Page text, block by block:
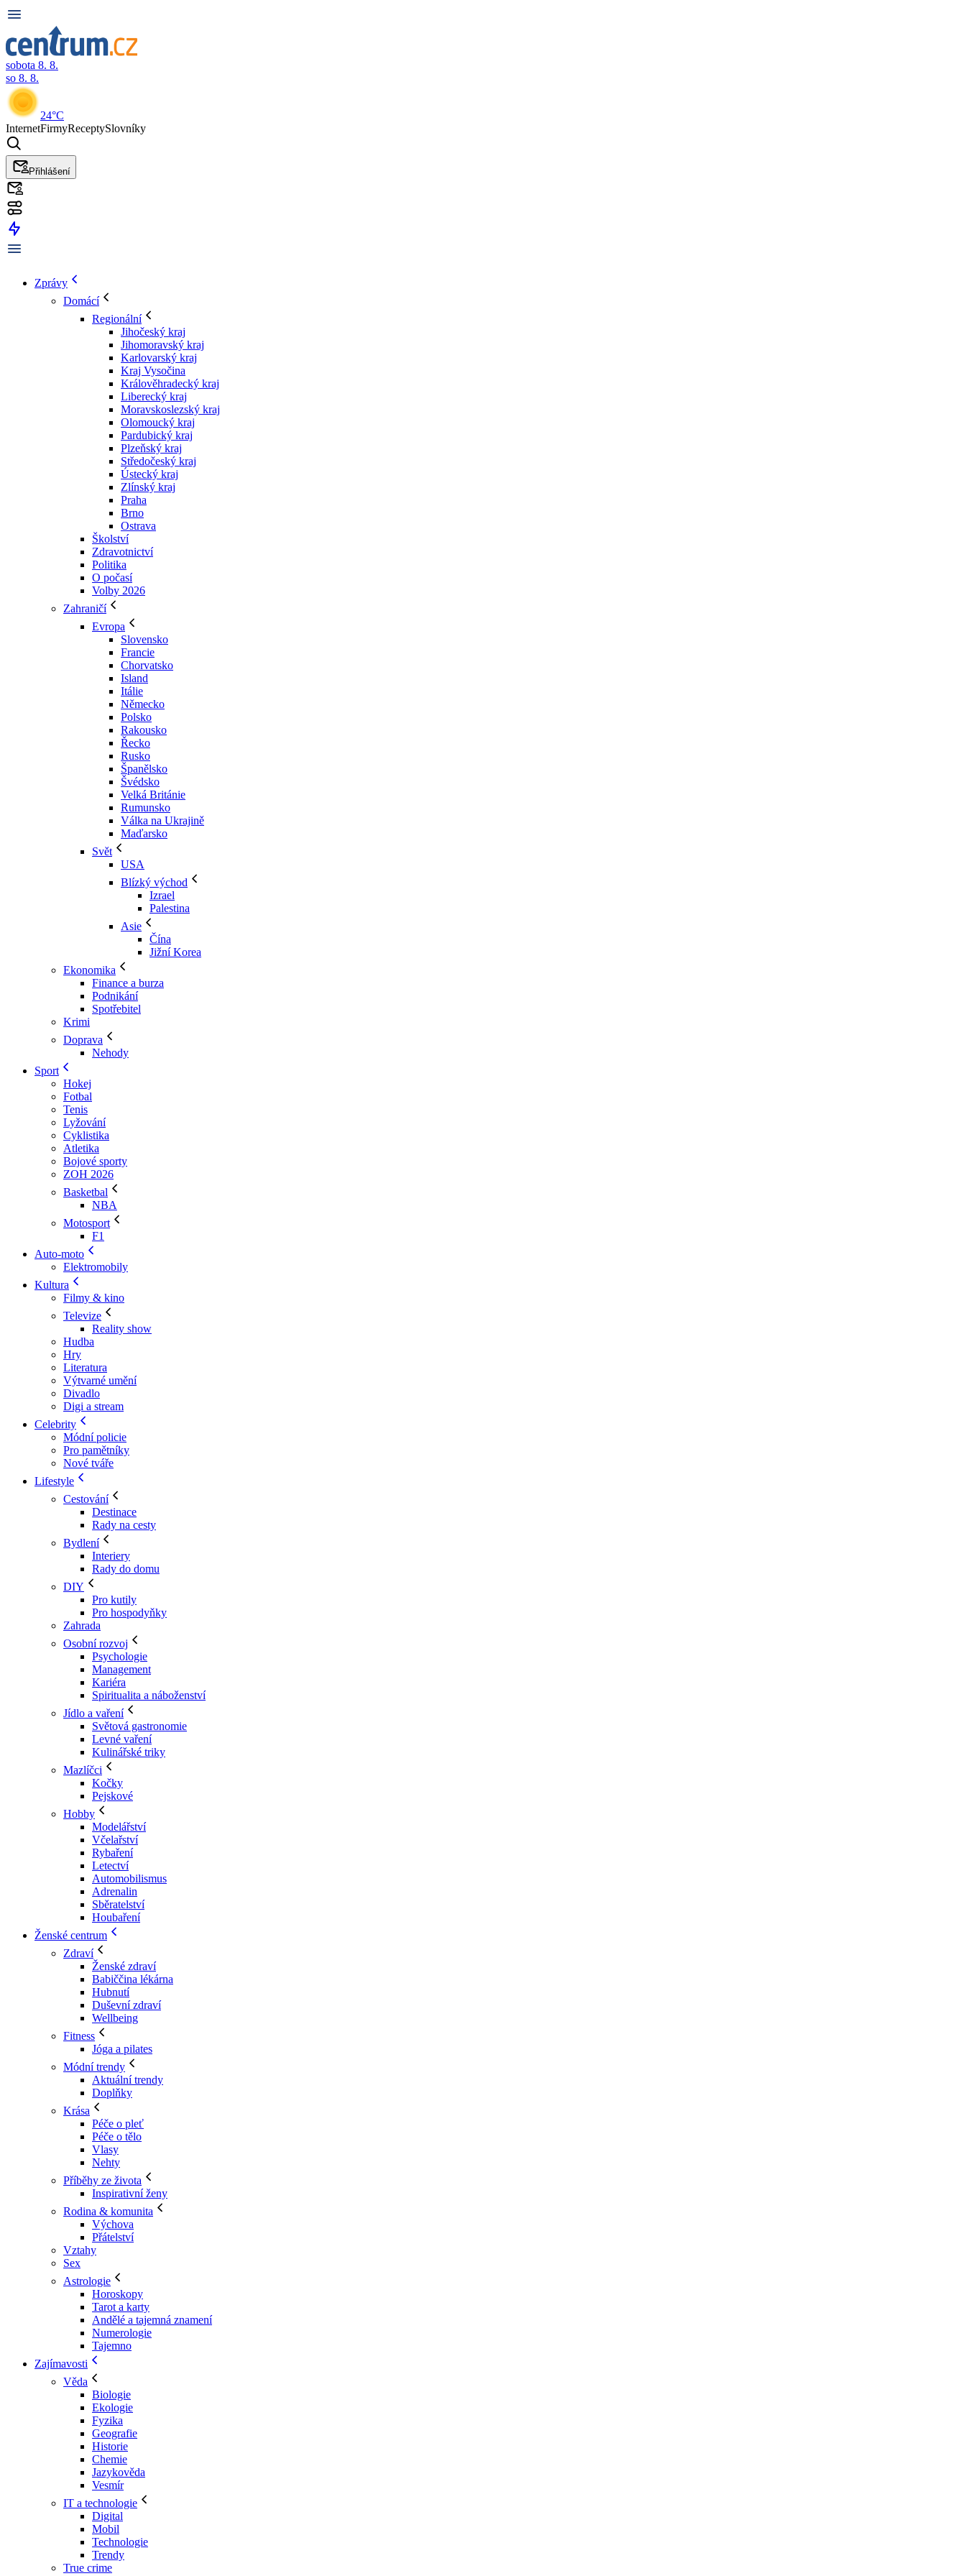
sobota 8. 8.
so 8. 8.
24°C
InternetFirmyReceptySlovníky
Přihlášení
Zprávy
Domácí
Regionální
Jihočeský kraj
Jihomoravský kraj
Karlovarský kraj
Kraj Vysočina
Králověhradecký kraj
Liberecký kraj
Moravskoslezský kraj
Olomoucký kraj
Pardubický kraj
Plzeňský kraj
Středočeský kraj
Ústecký kraj
Zlínský kraj
Praha
Brno
Ostrava
Školství
Zdravotnictví
Politika
O počasí
Volby 2026
Zahraničí
Evropa
Slovensko
Francie
Chorvatsko
Island
Itálie
Německo
Polsko
Rakousko
Řecko
Rusko
Španělsko
Švédsko
Velká Británie
Rumunsko
Válka na Ukrajině
Maďarsko
Svět
USA
Blízký východ
Izrael
Palestina
Asie
Čína
Jižní Korea
Ekonomika
Finance a burza
Podnikání
Spotřebitel
Krimi
Doprava
Nehody
Sport
Hokej
Fotbal
Tenis
Lyžování
Cyklistika
Atletika
Bojové sporty
ZOH 2026
Basketbal
NBA
Motosport
F1
Auto-moto
Elektromobily
Kultura
Filmy & kino
Televize
Reality show
Hudba
Hry
Literatura
Výtvarné umění
Divadlo
Digi a stream
Celebrity
Módní policie
Pro pamětníky
Nové tváře
Lifestyle
Cestování
Destinace
Rady na cesty
Bydlení
Interiery
Rady do domu
DIY
Pro kutily
Pro hospodyňky
Zahrada
Osobní rozvoj
Psychologie
Management
Kariéra
Spiritualita a náboženství
Jídlo a vaření
Světová gastronomie
Levné vaření
Kulinářské triky
Mazlíčci
Kočky
Pejskové
Hobby
Modelářství
Včelařství
Rybaření
Letectví
Automobilismus
Adrenalin
Sběratelství
Houbaření
Ženské centrum
Zdraví
Ženské zdraví
Babiččina lékárna
Hubnutí
Duševní zdraví
Wellbeing
Fitness
Jóga a pilates
Módní trendy
Aktuální trendy
Doplňky
Krása
Péče o pleť
Péče o tělo
Vlasy
Nehty
Příběhy ze života
Inspirativní ženy
Rodina & komunita
Výchova
Přátelství
Vztahy
Sex
Astrologie
Horoskopy
Tarot a karty
Andělé a tajemná znamení
Numerologie
Tajemno
Zajímavosti
Věda
Biologie
Ekologie
Fyzika
Geografie
Historie
Chemie
Jazykověda
Vesmír
IT a technologie
Digital
Mobil
Technologie
Trendy
True crime